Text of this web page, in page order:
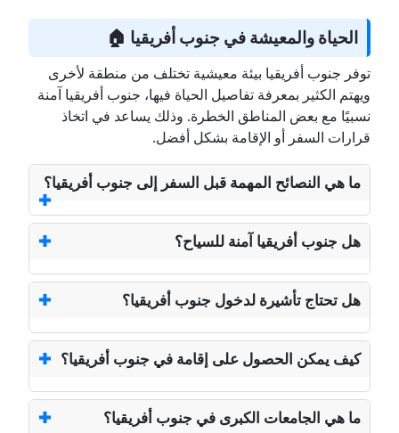
الحياة والمعيشة في جنوب أفريقيا 🏠
توفر جنوب أفريقيا بيئة معيشية تختلف من منطقة لأخرى
ويهتم الكثير بمعرفة تفاصيل الحياة فيها، جنوب أفريقيا آمنة
نسبيًا مع بعض المناطق الخطرة. وذلك يساعد في اتخاذ
قرارات السفر أو الإقامة بشكل أفضل.
ما هي النصائح المهمة قبل السفر إلى جنوب أفريقيا؟
هل جنوب أفريقيا آمنة للسياح؟
هل تحتاج تأشيرة لدخول جنوب أفريقيا؟
كيف يمكن الحصول على إقامة في جنوب أفريقيا؟
ما هي الجامعات الكبرى في جنوب أفريقيا؟